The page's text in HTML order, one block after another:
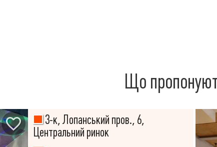
Що
3-к, Лопанський пров., 6,
Центральний ринок